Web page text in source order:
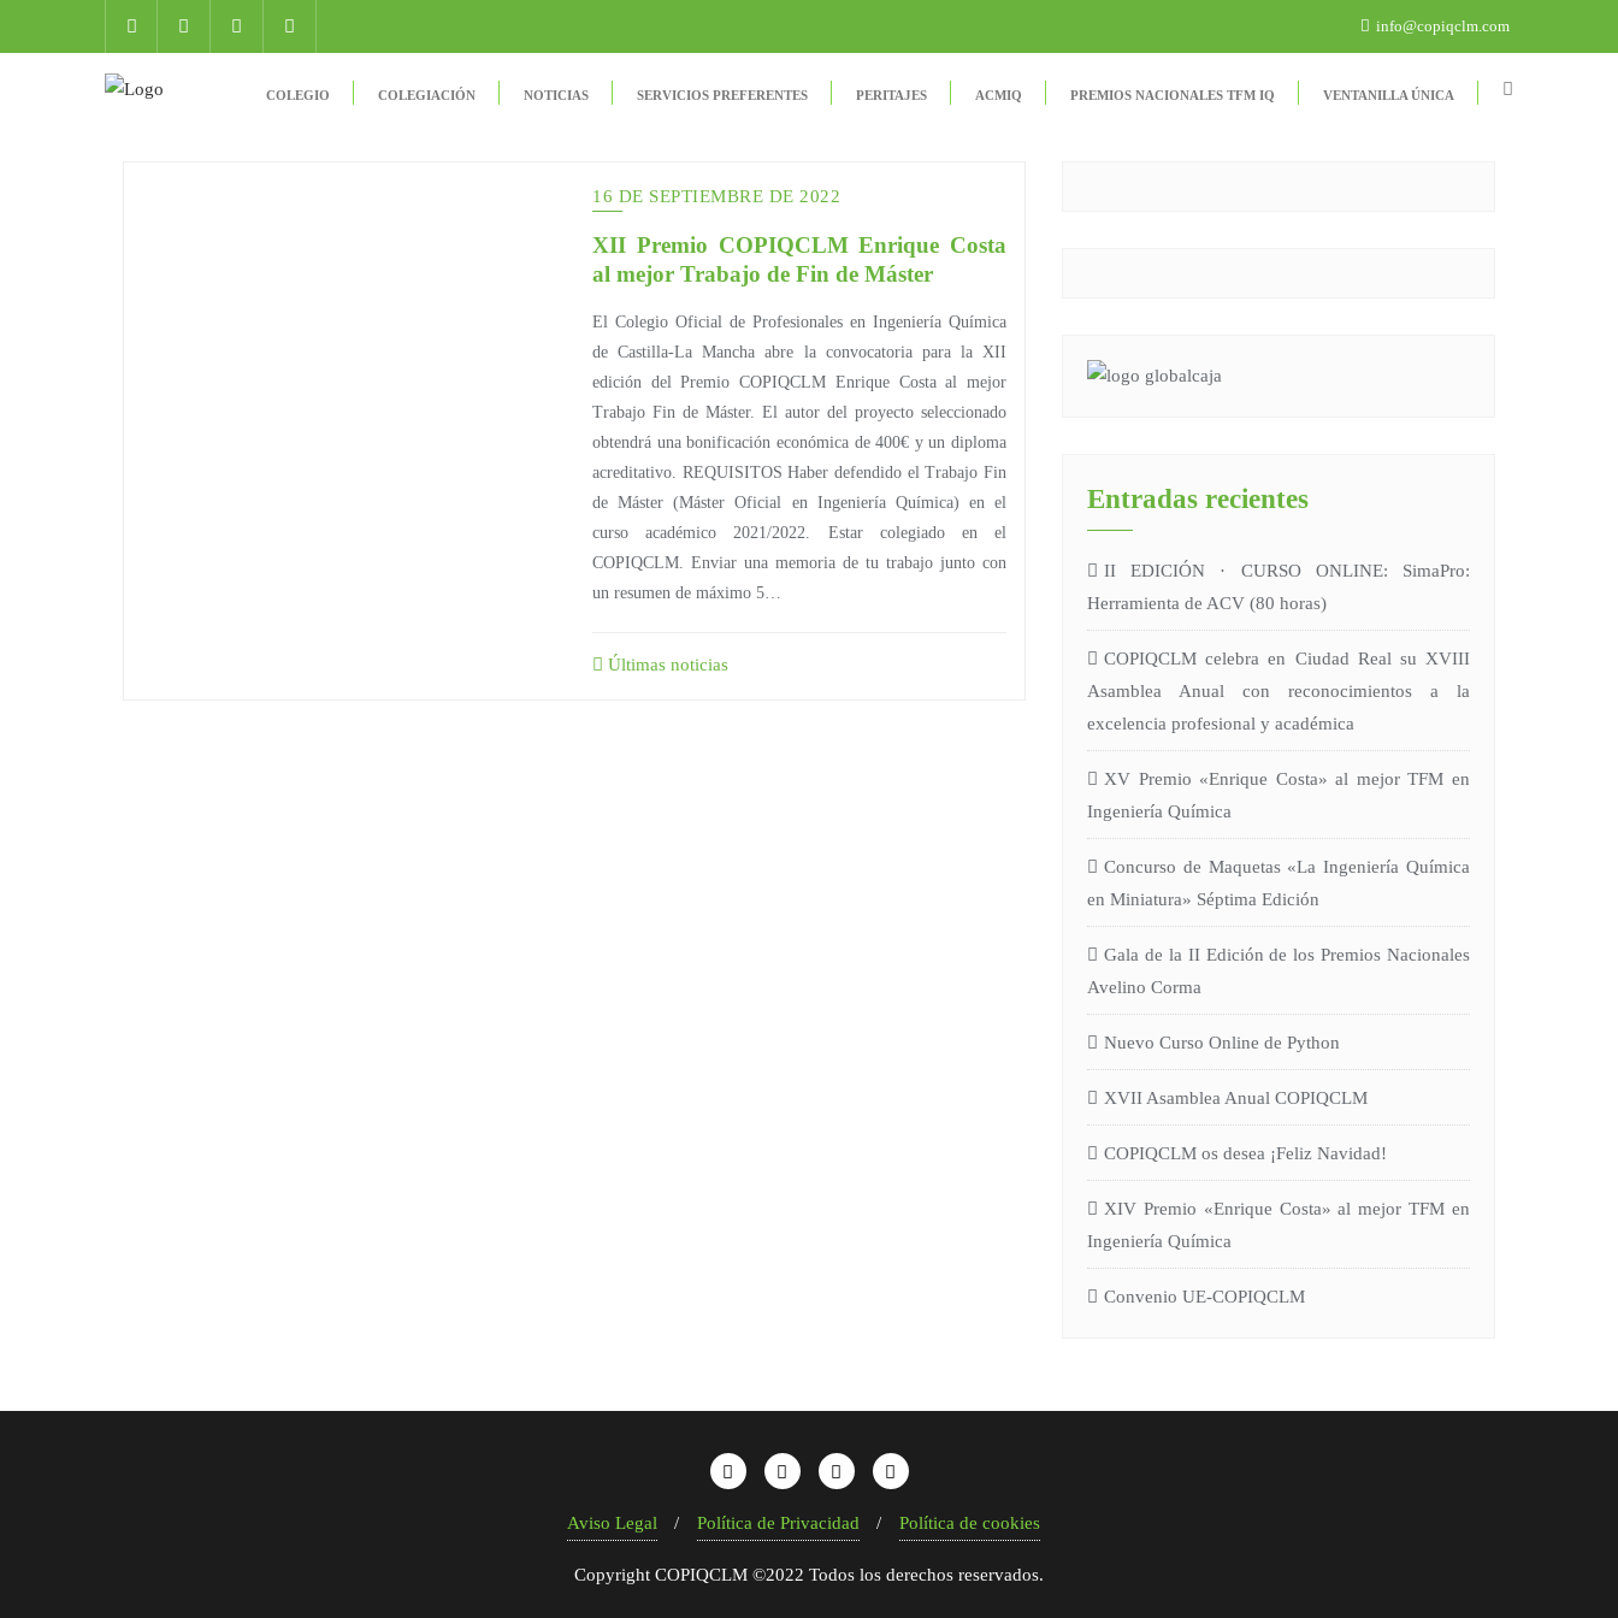
info@copiqclm.com
COLEGIO COLEGIACIÓN NOTICIAS SERVICIOS PREFERENTES PERITAJES ACMIQ PREMIOS NACIONALES TFM IQ VENTANILLA ÚNICA
16 DE SEPTIEMBRE DE 2022
XII Premio COPIQCLM Enrique Costa
al mejor Trabajo de Fin de Máster
El Colegio Oficial de Profesionales en Ingeniería Química
de Castilla-La Mancha abre la convocatoria para la XII
edición del Premio COPIQCLM Enrique Costa al mejor
Trabajo Fin de Máster. El autor del proyecto seleccionado
obtendrá una bonificación económica de 400€ y un diploma
acreditativo. REQUISITOS Haber defendido el Trabajo Fin
de Máster (Máster Oficial en Ingeniería Química) en el
curso académico 2021/2022. Estar colegiado en el
COPIQCLM. Enviar una memoria de tu trabajo junto con
un resumen de máximo 5…
Últimas noticias
Entradas recientes
II EDICIÓN · CURSO ONLINE: SimaPro:
Herramienta de ACV (80 horas)
COPIQCLM celebra en Ciudad Real su XVIII
Asamblea Anual con reconocimientos a la
excelencia profesional y académica
XV Premio «Enrique Costa» al mejor TFM en
Ingeniería Química
Concurso de Maquetas «La Ingeniería Química
en Miniatura» Séptima Edición
Gala de la II Edición de los Premios Nacionales
Avelino Corma
Nuevo Curso Online de Python
XVII Asamblea Anual COPIQCLM
COPIQCLM os desea ¡Feliz Navidad!
XIV Premio «Enrique Costa» al mejor TFM en
Ingeniería Química
Convenio UE-COPIQCLM
Aviso Legal Política de Privacidad Política de cookies
Copyright COPIQCLM ©2022 Todos los derechos reservados.